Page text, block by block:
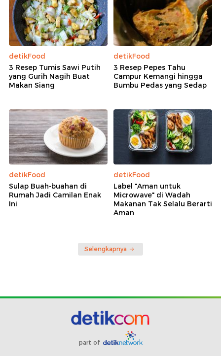
detikFood
3 Resep Tumis Sawi Putih
yang Gurih Nagih Buat
Makan Siang
detikFood
3 Resep Pepes Tahu
Campur Kemangi hingga
Bumbu Pedas yang Sedap
detikFood
Sulap Buah-buahan di
Rumah Jadi Camilan Enak
Ini
detikFood
Label "Aman untuk
Microwave" di Wadah
Makanan Tak Selalu Berarti
Aman
Selengkapnya
part of